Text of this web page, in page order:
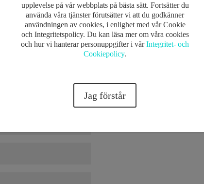
Obligatoriska fält är märkta*
upplevelse på vår webbplats på bästa sätt. Fortsätter du
använda våra tjänster förutsätter vi att du godkänner
användningen av cookies, i enlighet med vår Cookie
och Integritetspolicy. Du kan läsa mer om våra cookies
och hur vi hanterar personuppgifter i vårIntegritet- och
Cookiepolicy.
Jag förstår